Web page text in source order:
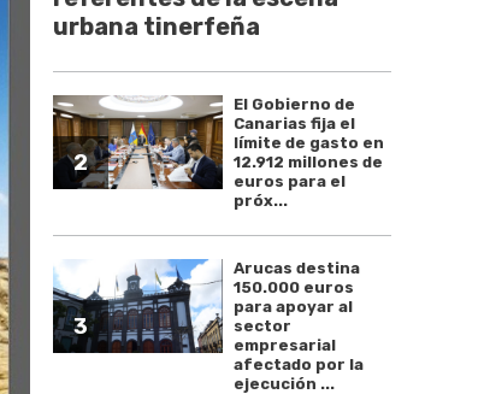
urbana tinerfeña
2
El Gobierno de
Canarias fija el
límite de gasto en
12.912 millones de
euros para el
próx...
3
Arucas destina
150.000 euros
para apoyar al
sector
empresarial
afectado por la
ejecución ...